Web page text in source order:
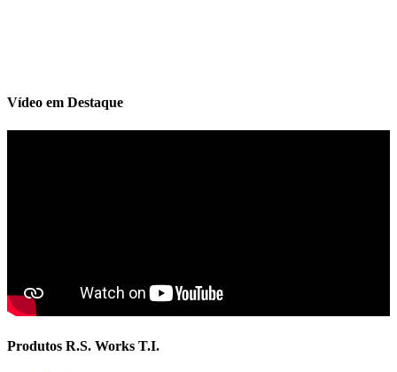
Vídeo em Destaque
Produtos R.S. Works T.I.